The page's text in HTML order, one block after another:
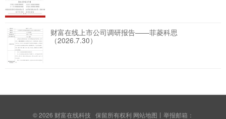
财富在线上市公司调研报告——菲菱科思
（2026.7.30）
© 2026 财富在线科技 保留所有权利 网站地图 丨举报邮箱：